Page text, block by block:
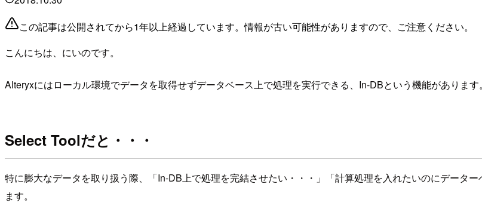
この記事は公開されてから1年以上経過しています。情報が古い可能性がありますので、ご注意ください。
こんにちは、にいのです。
Alteryxにはローカル環境でデータを取得せずデータベース上で処理を実行できる、In-DBという機能がありま
Select Toolだと・・・
特に膨大なデータを取り扱う際、「In-DB上で処理を完結させたい・・・」「計算処理を入れたいのにデータ
ます。